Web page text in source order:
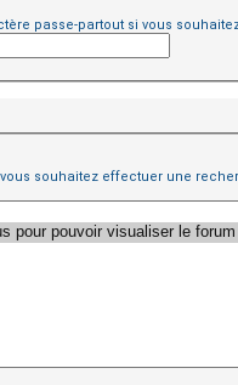
passe-partout si vous
souhaitez effectuer une